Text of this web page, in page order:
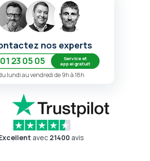
nos experts
23 05 05
Service et
appel gratuit
lundi au vendredi de 9h à 18h
avec 21400 avis